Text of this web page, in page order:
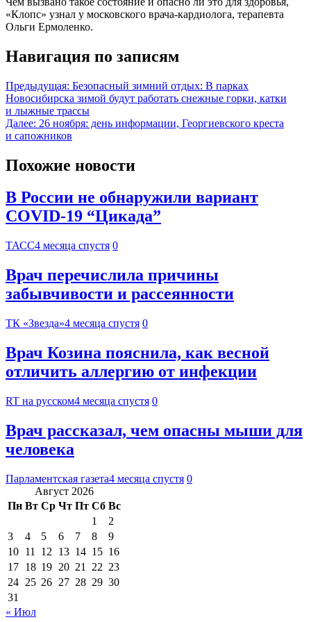
«Клопс» узнал у московского врача-кардиолога, терапевта
Ольги Ермоленко.
Навигация по записям
Предыдущая: Безопасный зимний отдых: В парках
Новосибирска зимой будут работать снежные горки, катки
и лыжные трассы
Далее: 26 ноября: день информации, Георгиевского креста
и сапожников
Похожие новости
В России не обнаружили вариант
COVID-19 “Цикада”
ТАСС4 месяца спустя 0
Врач перечислила причины
забывчивости и рассеянности
ТК «Звезда»4 месяца спустя 0
Врач Козина пояснила, как весной
отличить аллергию от инфекции
RT на русском4 месяца спустя 0
Врач рассказал, чем опасны мыши для
человека
Парламентская газета4 месяца спустя 0
Август 2026
Пн Вт Ср Чт Пт Сб Вс
1
2
3
4 5 6 7 8
9
10 11 12 13 14 15 16
17 18 19 20 21 22 23
24 25 26 27 28 29 30
31
« Июл